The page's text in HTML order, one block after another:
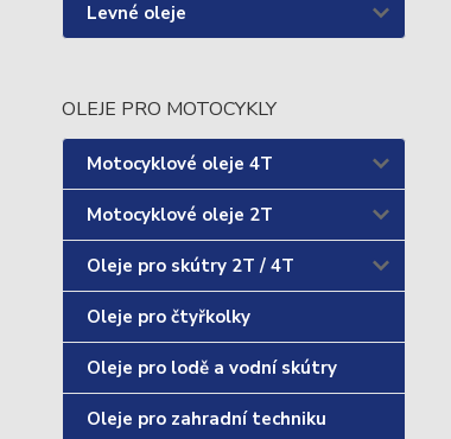
Levné oleje
OLEJE PRO MOTOCYKLY
Motocyklové oleje 4T
Motocyklové oleje 2T
Oleje pro skútry 2T / 4T
Oleje pro čtyřkolky
Oleje pro lodě a vodní skútry
Oleje pro zahradní techniku